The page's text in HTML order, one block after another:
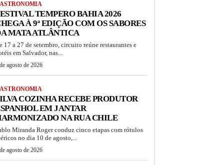
TEMPERO BAHIA 2026
À 9ª EDIÇÃO COM OS SABORES
MATA ATLÂNTICA
17 a 27 de setembro, circuito reúne restaurantes e
em Salvador, nas...
agosto de 2026
COZINHA RECEBE PRODUTOR
EM JANTAR
NA RUA CHILE
Miranda Roger conduz cinco etapas com rótulos
no dia 10 de agosto,...
agosto de 2026